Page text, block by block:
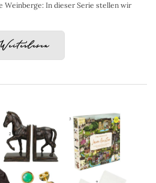
Weinberge: In dieser Serie stellen wir